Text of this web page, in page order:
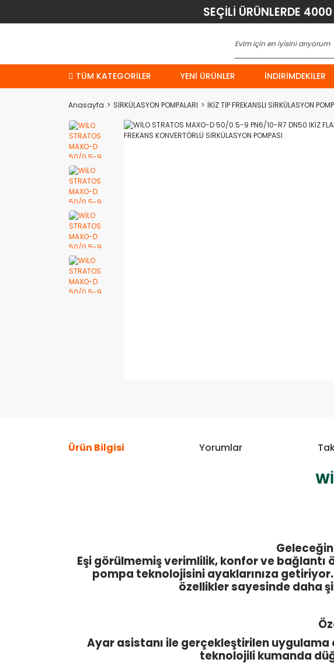
SEÇİLİ ÜRÜNLERDE
TÜM KATEGORİLER YENI ÜRÜNLER İNDIRIMDEKILER
Anasayfa SİRKÜLASYON POMPALARI İKİZ TİP FREKANSLI SİRKÜLASYON
Ürün Bilgisi Yorumlar
Eşi görülmemiş verimlilik, konfor ve
pompa teknolojisini ayaklarınıza
özellikler sayesinde daha
Ayar asistanı ile gerçekleştirilen uygulama
teknolojili kumanda